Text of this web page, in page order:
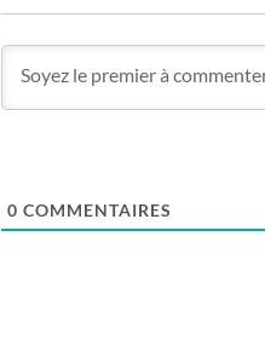
0 COMMENTAIRES